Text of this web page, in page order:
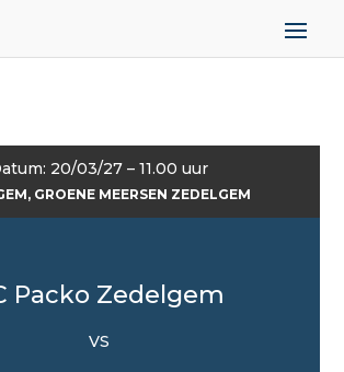
20/03/27 – 11.00 uur
GROENE MEERSEN ZEDELGEM
Packo Zedelgem
VS